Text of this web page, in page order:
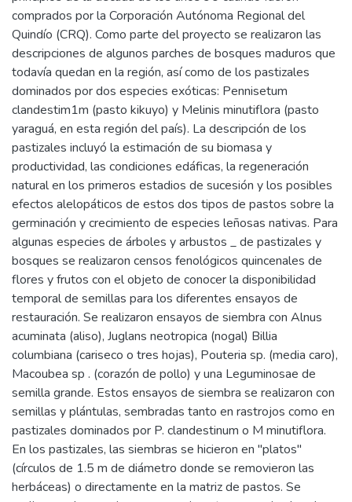
comprados por la Corporación Autónoma Regional del
Quindío (CRQ). Como parte del proyecto se realizaron las
descripciones de algunos parches de bosques maduros que
todavía quedan en la región, así como de los pastizales
dominados por dos especies exóticas: Pennisetum
clandestim1m (pasto kikuyo) y Melinis minutiflora (pasto
yaraguá, en esta región del país). La descripción de los
pastizales incluyó la estimación de su biomasa y
productividad, las condiciones edáficas, la regeneración
natural en los primeros estadios de sucesión y los posibles
efectos alelopáticos de estos dos tipos de pastos sobre la
germinación y crecimiento de especies leñosas nativas. Para
algunas especies de árboles y arbustos _ de pastizales y
bosques se realizaron censos fenológicos quincenales de
flores y frutos con el objeto de conocer la disponibilidad
temporal de semillas para los diferentes ensayos de
restauración. Se realizaron ensayos de siembra con Alnus
acuminata (aliso), Juglans neotropica (nogal) Billia
columbiana (cariseco o tres hojas), Pouteria sp. (media caro),
Macoubea sp . (corazón de pollo) y una Leguminosae de
semilla grande. Estos ensayos de siembra se realizaron con
semillas y plántulas, sembradas tanto en rastrojos como en
pastizales dominados por P. clandestinum o M minutiflora.
En los pastizales, las siembras se hicieron en "platos"
(círculos de 1.5 m de diámetro donde se removieron las
herbáceas) o directamente en la matriz de pastos. Se